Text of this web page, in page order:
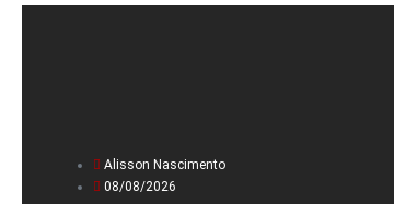
Alisson Nascimento
08/08/2026